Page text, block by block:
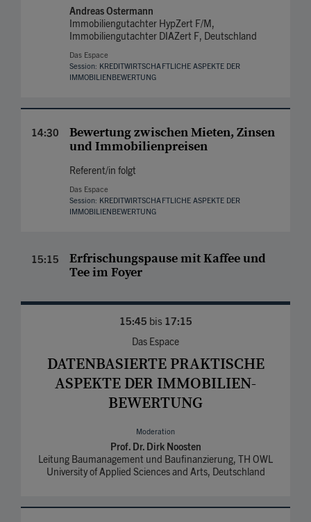
Andreas Ostermann
Immobiliengutachter HypZert F/M,
Immobiliengutachter DIAZert F, Deutschland
Das Espace
Session: KREDITWIRTSCHAFTLICHE ASPEKTE DER
IMMOBILIENBEWERTUNG
14:30
Bewertung zwischen Mieten, Zinsen
und Immobilien­preisen
Referent/in folgt
Das Espace
Session: KREDITWIRTSCHAFTLICHE ASPEKTE DER
IMMOBILIENBEWERTUNG
15:15
Erfrischungspause mit Kaffee und
Tee im Foyer
15:45 bis 17:15
Das Espace
DATENBASIERTE PRAK­TISCHE
ASPEKTE DER IMMOBILIEN­
BEWERTUNG
Moderation
Prof. Dr. Dirk Noosten
Leitung Baumanagement und Baufinanzierung, TH OWL
University of Applied Sciences and Arts, Deutschland